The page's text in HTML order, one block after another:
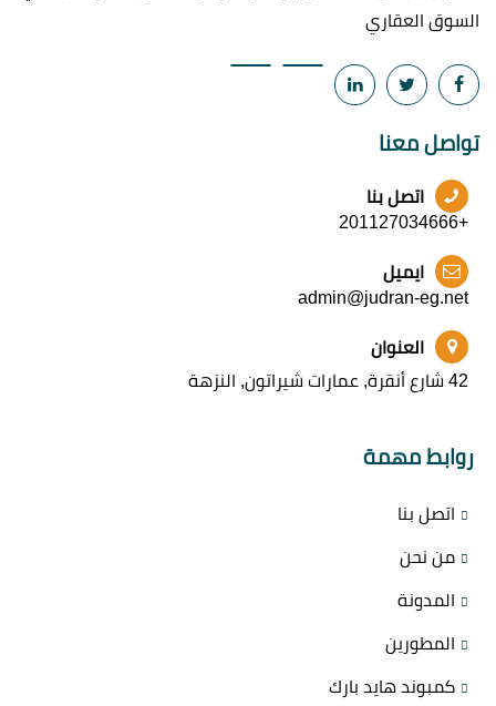
السوق العقاري
تواصل معنا
اتصل بنا
+201127034666
ايميل
admin@judran-eg.net
العنوان
42 شارع أنقرة, عمارات شيراتون, النزهة
روابط مهمة
اتصل بنا
من نحن
المدونة
المطورين
كمبوند هايد بارك